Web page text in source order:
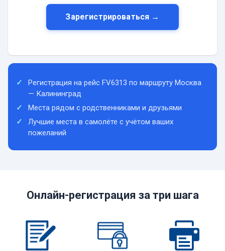
Зарегистрироваться →
Регистрация на рейс FV6313 по маршруту Москва
— Калининград
Места рядом с родственниками и друзьями
Лучшие места в самолёте с учётом ваших
пожеланий
Онлайн-регистрация за три шага